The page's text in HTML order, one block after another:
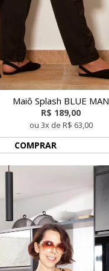
Maiô Splash BLUE MAN
R$ 189,00
ou 3x de R$ 63,00
COMPRAR